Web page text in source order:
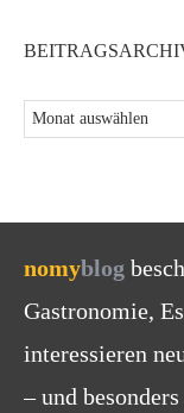
nomyblog
Gastronomie,
interessieren
– und